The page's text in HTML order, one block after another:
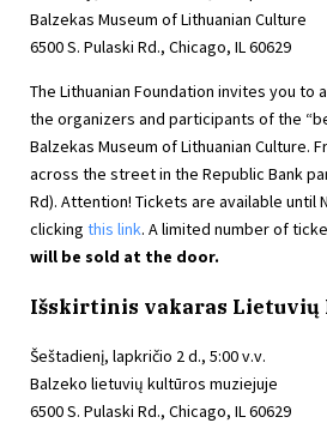
Balzekas Museum of Lithuanian Culture
6500 S. Pulaski Rd., Chicago, IL 60629
The Lithuanian Foundation invites you to
the organizers and participants of the
Balzekas Museum of Lithuanian Culture.
across the street in the Republic Bank
Rd). Attention! Tickets are available until
clicking this link. A limited number of
will be sold at the door.
Išskirtinis vakaras Lietuvių
Šeštadienį, lapkričio 2 d., 5:00 v.v.
Balzeko lietuvių kultūros muziejuje
6500 S. Pulaski Rd., Chicago, IL 60629